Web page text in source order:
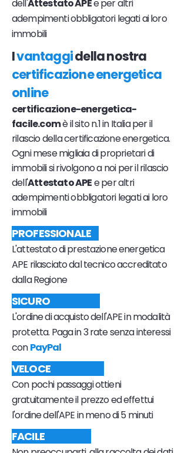
dell'Attestato APEe per altri
adempimenti obbligatori legati ai loro
immobili
Ivantaggidella nostra
certificazione energetica
online
certificazione-energetica-
facile.comè il sito n.1 in Italia per il
rilascio della certificazione energetica.
Ogni mese migliaia di proprietari di
immobili si rivolgono a noi per il rilascio
dell'Attestato APEe per altri
adempimenti obbligatori legati ai loro
immobili
PROFESSIONALE
L'attestato di prestazione energetica
APE rilasciato dal tecnico accreditato
dalla Regione
SICURO
L'ordine di acquisto dell'APE in modalità
protetta. Paga in 3 rate senza interessi
conPayPal
VELOCE
Con pochi passaggi ottieni
gratuitamente il prezzo ed effettui
l'ordine dell'APE in meno di 5 minuti
FACILE